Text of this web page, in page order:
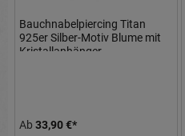
Bauchnabelpiercing Titan
925er Silber-Motiv Blume mit
Kristallanhänger
Ab 33,90 €*